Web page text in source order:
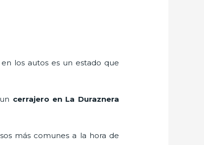
los autos es un estado que
cerrajero en La Duraznera
más comunes a la hora de